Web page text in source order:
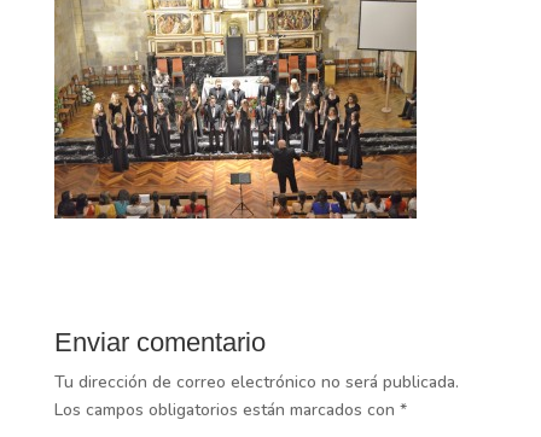
Enviar comentario
Tu dirección de correo electrónico no será publicada.
Los campos obligatorios están marcados con *